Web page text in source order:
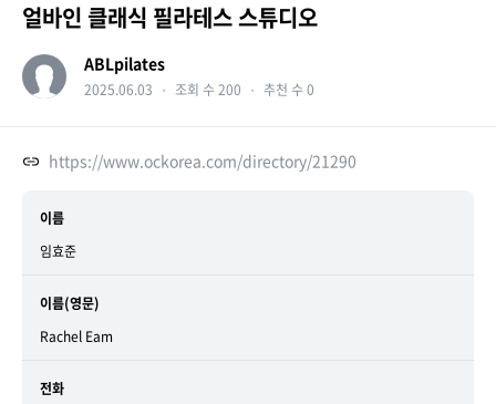
얼바인 클래식 필라테스 스튜디오
ABLpilates
2025.06.03 ・ 조회 수 200 ・ 추천 수 0
https://www.ockorea.com/directory/21290
이름
임효준
이름(영문)
Rachel Eam
전화